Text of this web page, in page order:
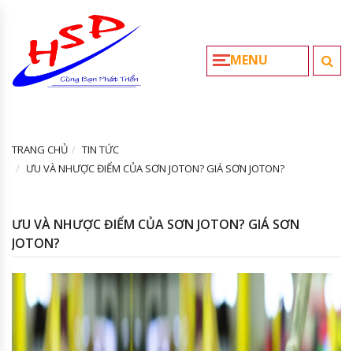
MENU
TRANG CHỦ
TIN TỨC
ƯU VÀ NHƯỢC ĐIỂM CỦA SƠN JOTON? GIÁ SƠN JOTON?
ƯU VÀ NHƯỢC ĐIỂM CỦA SƠN JOTON? GIÁ SƠN
JOTON?